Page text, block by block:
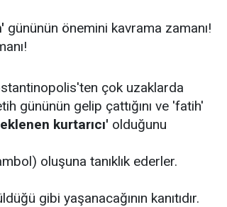
gününün önemini kavrama zamanı!
çok uzaklarda
gününün gelip çattığını ve 'fatih'
kurtarıcı' olduğunu
oluşuna tanıklık ederler.
gibi yaşanacağının kanıtıdır.